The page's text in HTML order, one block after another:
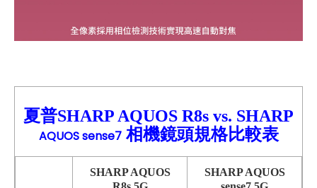
夏普SHARP AQUOS R8s vs. SHARP
AQUOS sense7相機鏡頭規格比較表
SHARP AQUOS
SHARPAQUOS